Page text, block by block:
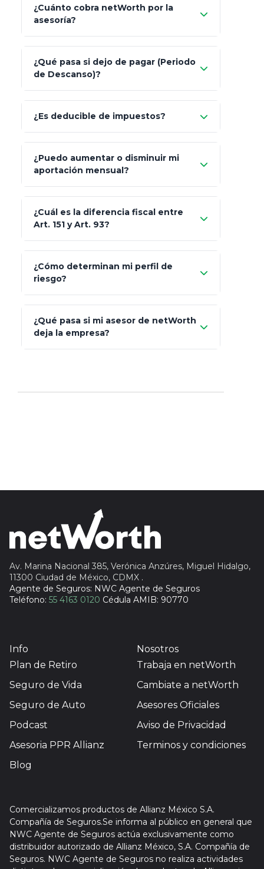
GNP (Proyecta)
Seguros Monterrey
Skandia (Crea)
MetLife (MetaLife)
Prudential
Insignia Life
¿Cuánto cobra netWorth por la
asesoría?
¿Qué pasa si dejo de pagar (Periodo
de Descanso)?
¿Es deducible de impuestos?
¿Puedo aumentar o disminuir mi
aportación mensual?
¿Cuál es la diferencia fiscal entre
Art. 151 y Art. 93?
Art.
93
totalmente
libres de impuestos
¿Cómo determinan mi perfil de
riesgo?
¿Qué pasa si mi asesor de netWorth
deja la empresa?
reasigna
Av. Marina Nacional 385, Verónica Anzúres, Miguel Hidalgo,
11300 Ciudad de México, CDMX .
Agente de Seguros: NWC Agente de Seguros
Teléfono: 55 4163 0120 Cédula AMIB: 90770
Info
Plan de Retiro
Seguro de Vida
Seguro de Auto
Podcast
Asesoria PPR Allianz
Blog
Nosotros
Trabaja en netWorth
Cambiate a netWorth
Asesores Oficiales
Aviso de Privacidad
Terminos y condiciones
Comercializamos productos de Allianz México S.A.
Compañía de Seguros.Se informa al público en general que
NWC Agente de Seguros actúa exclusivamente como
distribuidor autorizado de Allianz México, S.A. Compañía de
Seguros. NWC Agente de Seguros no realiza actividades